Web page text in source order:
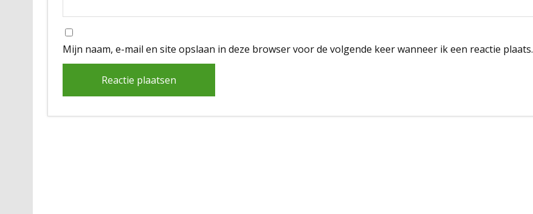
Mijn naam, e-mail en site opslaan in deze browser voor de volgende keer wanneer ik een reactie plaats.
Alternative: